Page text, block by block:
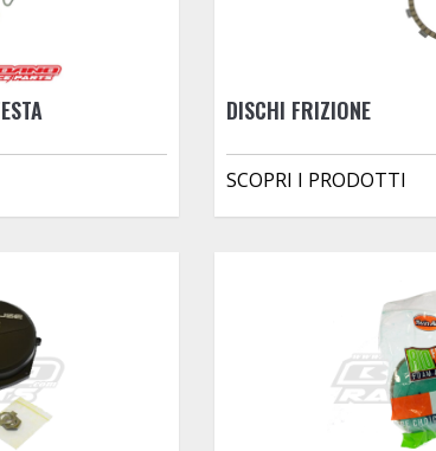
DISCHI FRIZIONE
SCOPRI I PRODOTTI